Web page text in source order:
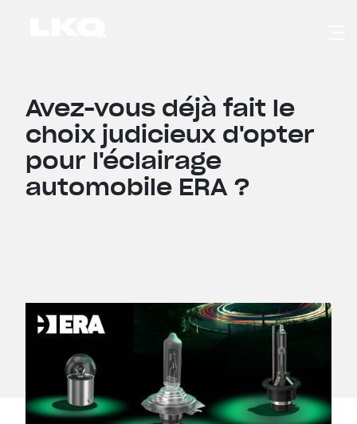
Avez-vous déjà fait le
choix judicieux d'opter
pour l'éclairage
automobile ERA ?